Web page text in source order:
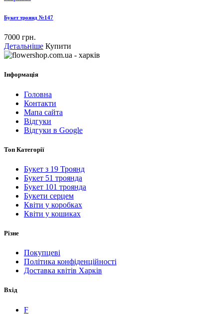
Букет троянд №147
7000 грн.
Детальніше Купити
Інформація
Головна
Контакти
Мапа сайта
Відгуки
Відгуки в Google
Топ Категорії
Букет з 19 Троянд
Букет 51 троянда
Букет 101 троянда
Букети серцем
Квіти у коробках
Квіти у кошиках
Різне
Покупцеві
Політика конфіденційності
Доставка квітів Харків
Вхід
F